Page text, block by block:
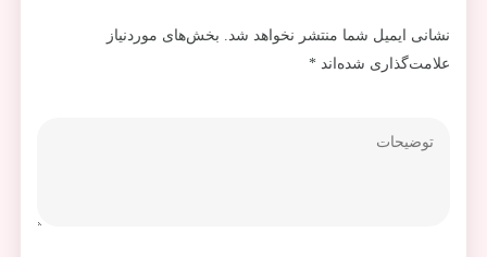
نشانی ایمیل شما منتشر نخواهد شد. بخش‌های موردنیاز
علامت‌گذاری شده‌اند*